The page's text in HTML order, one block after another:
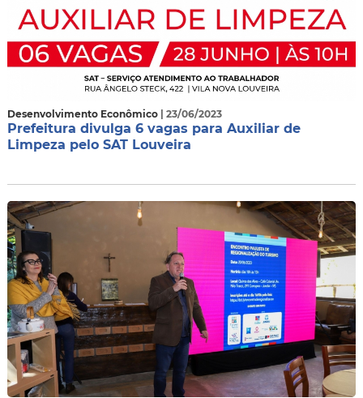
Desenvolvimento Econômico | 23/06/2023
Prefeitura divulga 6 vagas para Auxiliar de
Limpeza pelo SAT Louveira